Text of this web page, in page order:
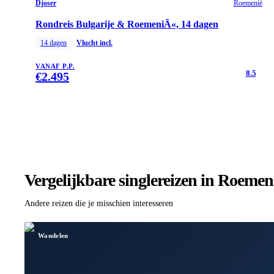
Djoser Roemenië
Rondreis Bulgarije & RoemeniÃ«, 14 dagen
14 dagen Vlucht incl.
VANAF P.P.
€2.495 8.5
Vergelijkbare singlereizen in
Andere reizen die je misschien interesseren
Wandelen